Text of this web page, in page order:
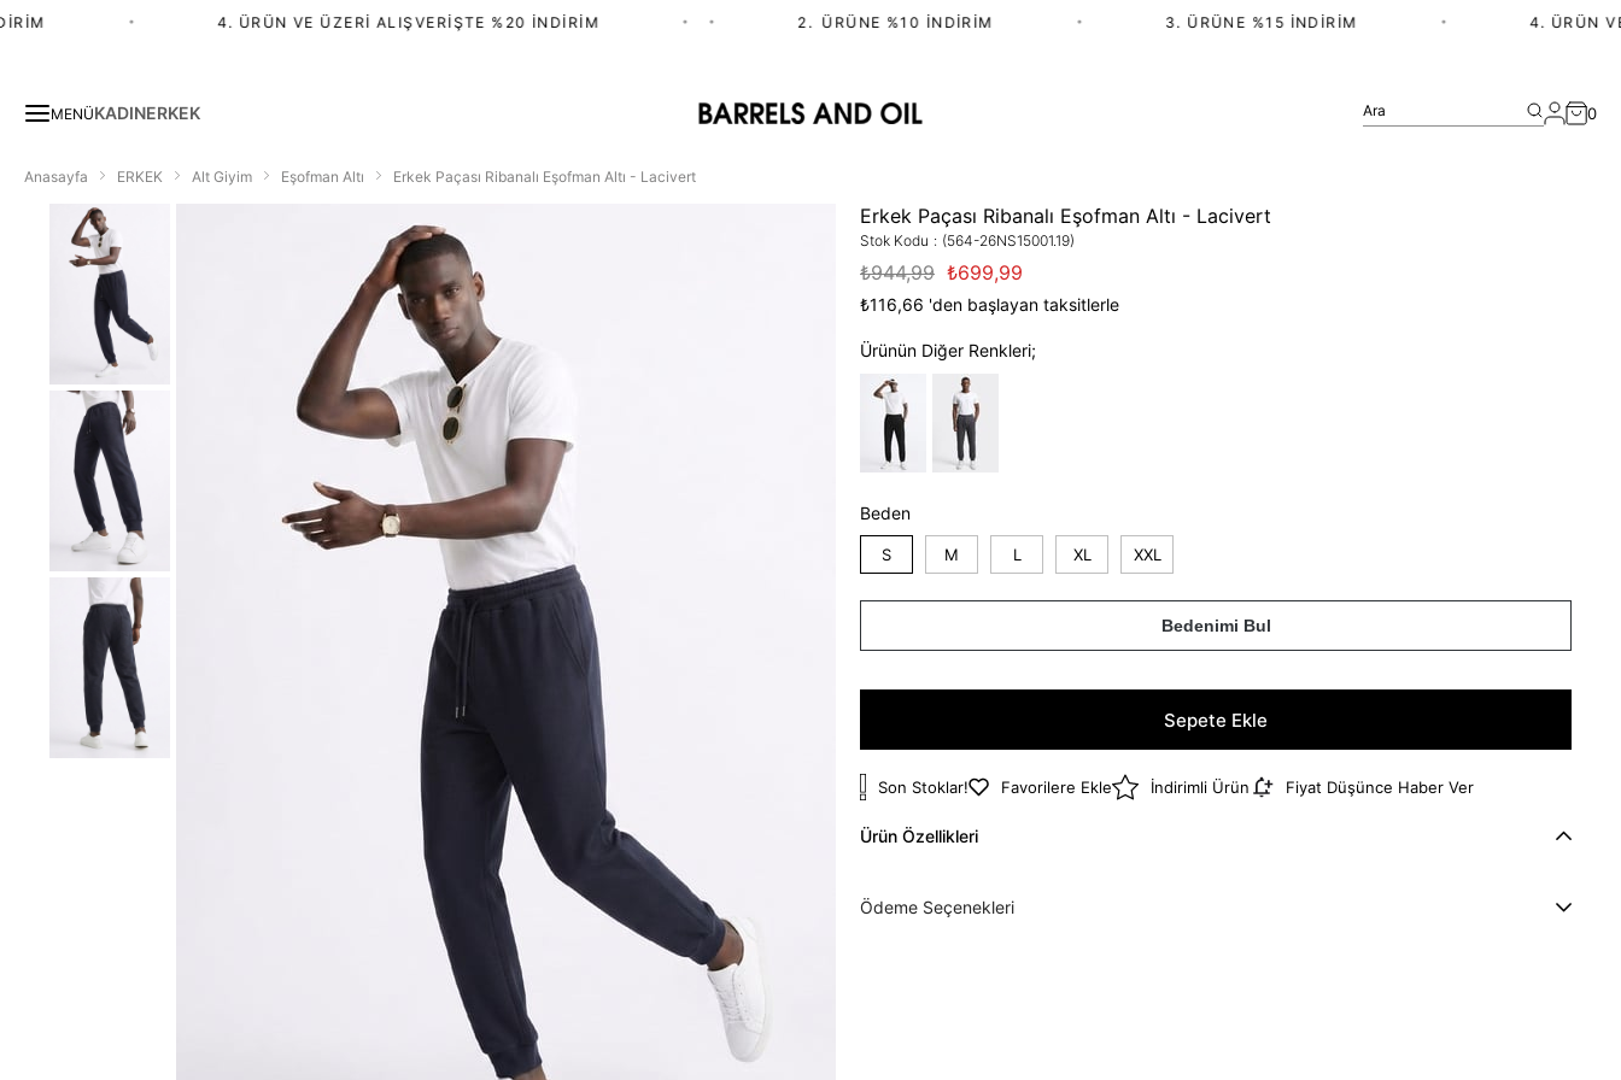
4. ÜRÜN VE ÜZERI ALIŞVERIŞTE %20 İNDIRIM • 2.⁠ ⁠ÜRÜNE %10 İNDIRIM 3. ÜRÜNE %15 İNDIRIM 4. ÜRÜN VE
MENÜKADINERKEK Ara 0
Anasayfa ERKEK Alt Giyim Eşofman Altı Erkek Paçası Ribanalı Eşofman Altı - Lacivert
Erkek Paçası Ribanalı Eşofman Altı - Lacivert
Stok Kodu (564-26NS15001.19)
₺944,99 ₺699,99
₺116,66 'den başlayan taksitlerle
Ürünün Diğer Renkleri;
Beden
S M L XL XXL
Bedenimi Bul
Son Stoklar! Favorilere Ekle İndirimli Ürün Fiyat Düşünce Haber Ver
Ürün Özellikleri
Ödeme Seçenekleri